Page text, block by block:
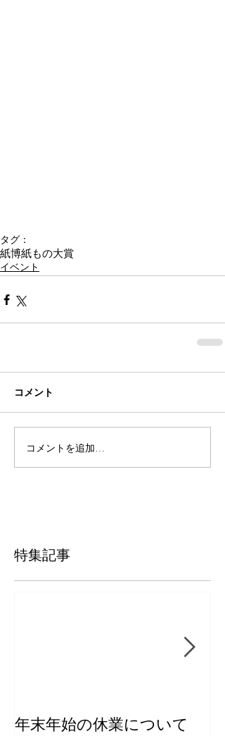
タグ：
紙博紙もの大賞
イベント
コメント
コメントを追加…
特集記事
年末年始の休業について